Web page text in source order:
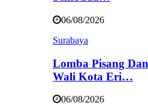
06/08/2026
Surabaya
Lomba Pisang
Wali Kota Eri…
06/08/2026